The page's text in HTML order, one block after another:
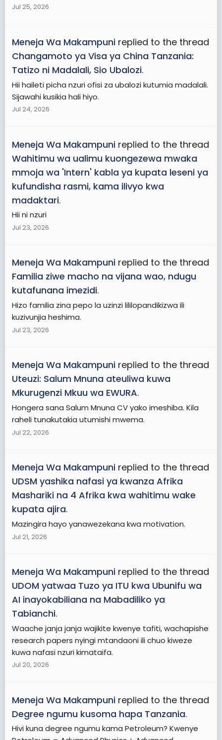
Jul 25, 2026
Meneja Wa Makampuni replied to the thread
Changamoto ya Visa ya China Tanzania:
Tatizo ni Madalali, Sio Ubalozi.
Hii haileti picha nzuri ofisi za ubalozi kutumia madalali.
Sijawahi kusikia hali hiyo.
Jul 24, 2026
Meneja Wa Makampuni replied to the thread
Wahitimu wa ualimu kuongezewa mwaka
mmoja wa 'Intern' kabla ya kupata leseni ya
kufundisha rasmi, kama ilivyo kwa
madaktari.
Hii ni nzuri
Jul 23, 2026
Meneja Wa Makampuni replied to the thread
Familia ziwe macho na vijana wao, ndugu
kutafunana imezidi.
Hizo familia zina pepo la uzinzi lililopandikizwa ili
kuzivunjia heshima.
Jul 23, 2026
Meneja Wa Makampuni replied to the thread
Uteuzi: Salum Mnuna ateuliwa kuwa
Mkurugenzi Mkuu wa EWURA.
Hongera sana Salum Mnuna CV yako imeshiba. Kila
raheli tunakutakia utumishi mwema.
Jul 22, 2026
Meneja Wa Makampuni replied to the thread
UDSM yashika nafasi ya kwanza Afrika
Mashariki na 4 Afrika kwa wahitimu wake
kupata ajira.
Mazingira hayo yanawezekana kwa motivation.
Jul 21, 2026
Meneja Wa Makampuni replied to the thread
UDOM yatwaa Tuzo ya ITU kwa Ubunifu wa
AI inayokabiliana na Mabadiliko ya
Tabianchi.
Waache janja janja wajikite kwenye tafiti, wachapishe
research papers nyingi mtandaoni ili chuo kiweze
kuwa nafasi nzuri kimataifa.
Jul 20, 2026
Meneja Wa Makampuni replied to the thread
Degree ngumu kusoma hapa Tanzania.
Hivi kuna degree ngumu kama Petroleum? Kwenye